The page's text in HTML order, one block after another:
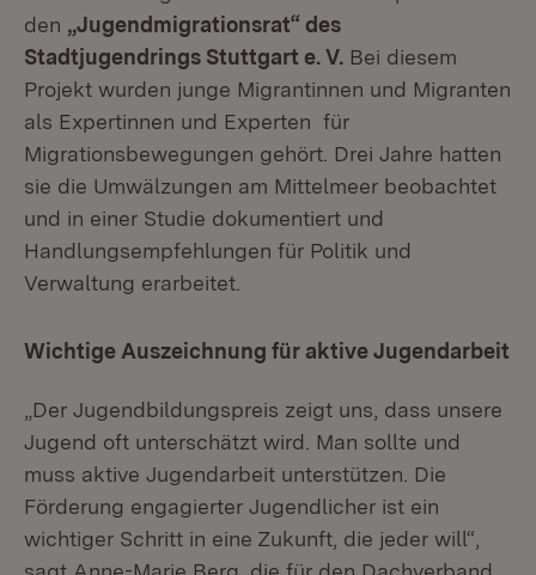
den „Jugendmigrationsrat“ des
Stadtjugendrings Stuttgart e. V. Bei diesem
Projekt wurden junge Migrantinnen und Migranten
als Expertinnen und Experten für
Migrationsbewegungen gehört. Drei Jahre hatten
sie die Umwälzungen am Mittelmeer beobachtet
und in einer Studie dokumentiert und
Handlungsempfehlungen für Politik und
Verwaltung erarbeitet.
Wichtige Auszeichnung für aktive Jugendarbeit
„Der Jugendbildungspreis zeigt uns, dass unsere
Jugend oft unterschätzt wird. Man sollte und
muss aktive Jugendarbeit unterstützen. Die
Förderung engagierter Jugendlicher ist ein
wichtiger Schritt in eine Zukunft, die jeder will“,